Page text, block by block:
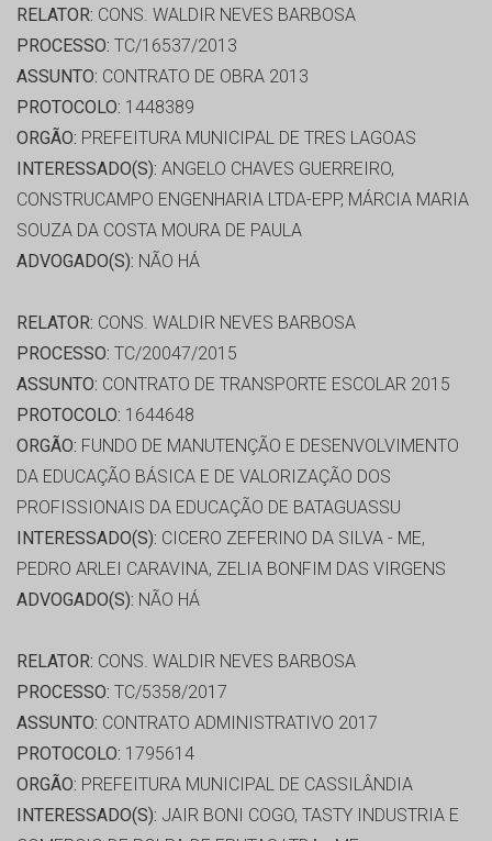
RELATOR: CONS. WALDIR NEVES BARBOSA
PROCESSO: TC/16537/2013
ASSUNTO: CONTRATO DE OBRA 2013
PROTOCOLO: 1448389
ORGÃO: PREFEITURA MUNICIPAL DE TRES LAGOAS
INTERESSADO(S): ANGELO CHAVES GUERREIRO,
CONSTRUCAMPO ENGENHARIA LTDA-EPP, MÁRCIA MARIA
SOUZA DA COSTA MOURA DE PAULA
ADVOGADO(S): NÃO HÁ
RELATOR: CONS. WALDIR NEVES BARBOSA
PROCESSO: TC/20047/2015
ASSUNTO: CONTRATO DE TRANSPORTE ESCOLAR 2015
PROTOCOLO: 1644648
ORGÃO: FUNDO DE MANUTENÇÃO E DESENVOLVIMENTO
DA EDUCAÇÃO BÁSICA E DE VALORIZAÇÃO DOS
PROFISSIONAIS DA EDUCAÇÃO DE BATAGUASSU
INTERESSADO(S): CICERO ZEFERINO DA SILVA - ME,
PEDRO ARLEI CARAVINA, ZELIA BONFIM DAS VIRGENS
ADVOGADO(S): NÃO HÁ
RELATOR: CONS. WALDIR NEVES BARBOSA
PROCESSO: TC/5358/2017
ASSUNTO: CONTRATO ADMINISTRATIVO 2017
PROTOCOLO: 1795614
ORGÃO: PREFEITURA MUNICIPAL DE CASSILÂNDIA
INTERESSADO(S): JAIR BONI COGO, TASTY INDUSTRIA E